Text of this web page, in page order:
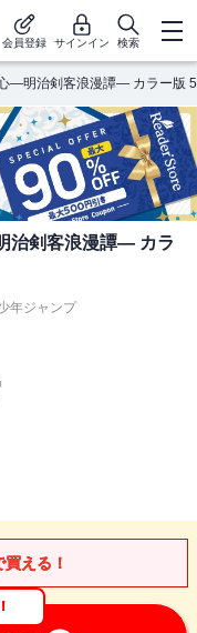
会員登録 サインイン 検索
―明治剣客浪漫譚― カラー版 5
治剣客浪漫譚― カラ
年ジャンプ
える！